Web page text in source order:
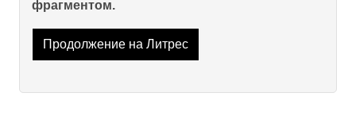
фрагментом.
Продолжение на Литрес